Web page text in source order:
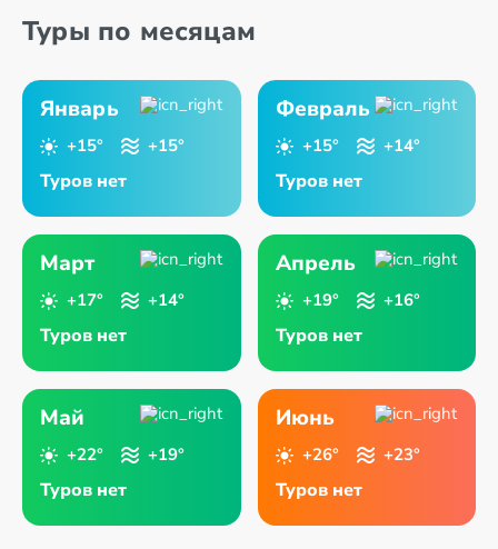
Туры по месяцам
Январь
+15° +15°
Туров нет
Февраль
+15° +14°
Туров нет
Март
+17° +14°
Туров нет
Апрель
+19° +16°
Туров нет
Май
+22° +19°
Туров нет
Июнь
+26° +23°
Туров нет